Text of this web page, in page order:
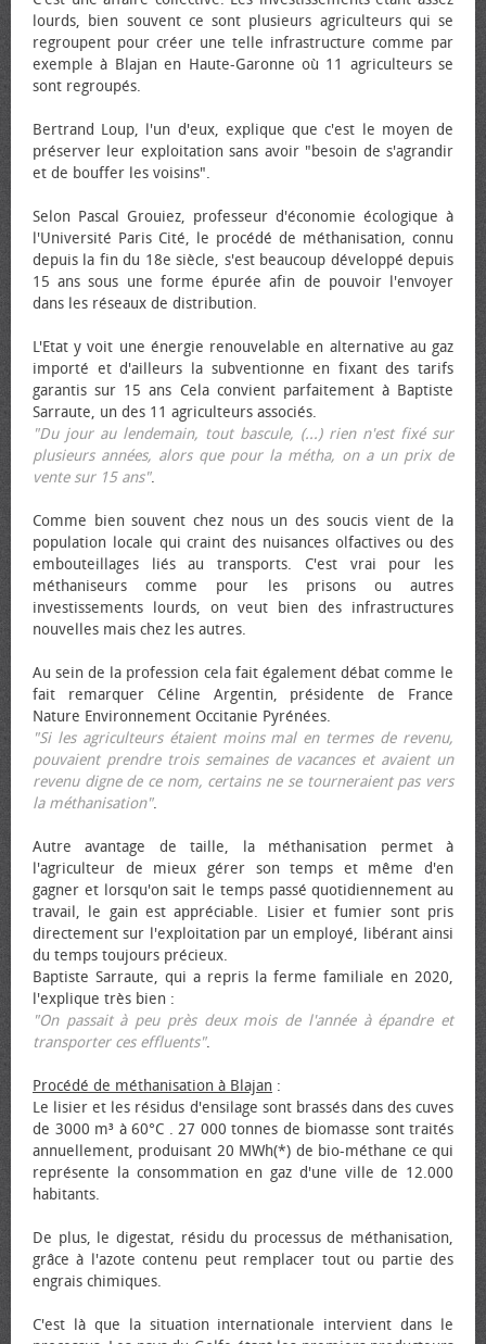
lourds, bien souvent ce sont plusieurs agriculteurs qui se
regroupent pour créer une telle infrastructure comme par
exemple à Blajan en Haute-Garonne où 11 agriculteurs se
sont regroupés.
Bertrand Loup, l'un d'eux, explique que c'est le moyen de
préserver leur exploitation sans avoir "besoin de s'agrandir
et de bouffer les voisins".
Selon Pascal Grouiez, professeur d'économie écologique à
l'Université Paris Cité, le procédé de méthanisation, connu
depuis la fin du 18e siècle, s'est beaucoup développé depuis
15 ans sous une forme épurée afin de pouvoir l'envoyer
dans les réseaux de distribution.
L'Etat y voit une énergie renouvelable en alternative au gaz
importé et d'ailleurs la subventionne en fixant des tarifs
garantis sur 15 ans Cela convient parfaitement à Baptiste
Sarraute, un des 11 agriculteurs associés.
"Du jour au lendemain, tout bascule, (...) rien n'est fixé sur
plusieurs années, alors que pour la métha, on a un prix de
vente sur 15 ans".
Comme bien souvent chez nous un des soucis vient de la
population locale qui craint des nuisances olfactives ou des
embouteillages liés au transports. C'est vrai pour les
méthaniseurs comme pour les prisons ou autres
investissements lourds, on veut bien des infrastructures
nouvelles mais chez les autres.
Au sein de la profession cela fait également débat comme le
fait remarquer Céline Argentin, présidente de France
Nature Environnement Occitanie Pyrénées.
"Si les agriculteurs étaient moins mal en termes de revenu,
pouvaient prendre trois semaines de vacances et avaient un
revenu digne de ce nom, certains ne se tourneraient pas vers
la méthanisation".
Autre avantage de taille, la méthanisation permet à
l'agriculteur de mieux gérer son temps et même d'en
gagner et lorsqu'on sait le temps passé quotidiennement au
travail, le gain est appréciable. Lisier et fumier sont pris
directement sur l'exploitation par un employé, libérant ainsi
du temps toujours précieux.
Baptiste Sarraute, qui a repris la ferme familiale en 2020,
l'explique très bien :
"On passait à peu près deux mois de l'année à épandre et
transporter ces effluents".
Procédé de méthanisation à Blajan :
Le lisier et les résidus d'ensilage sont brassés dans des cuves
de 3000 m³ à 60°C . 27 000 tonnes de biomasse sont traités
annuellement, produisant 20 MWh(*) de bio-méthane ce qui
représente la consommation en gaz d'une ville de 12.000
habitants.
De plus, le digestat, résidu du processus de méthanisation,
grâce à l'azote contenu peut remplacer tout ou partie des
engrais chimiques.
C'est là que la situation internationale intervient dans le